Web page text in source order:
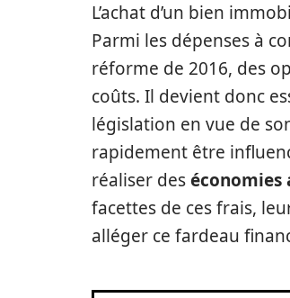
L’achat d’un bien
Parmi les dépenses à
réforme de 2016, des
coûts. Il devient donc
législation en vue de
rapidement être
réaliser des
facettes de ces frais,
alléger ce fardeau